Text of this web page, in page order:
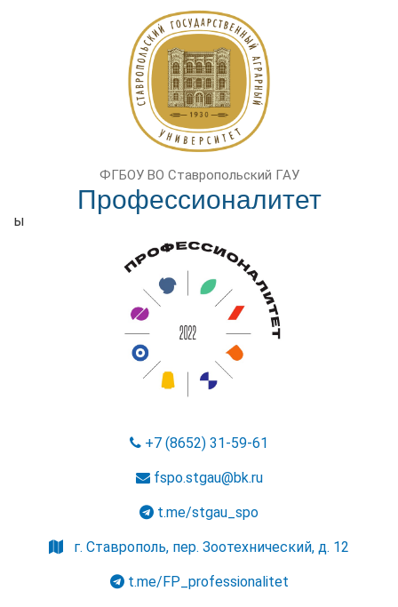
ФГБОУ ВО Ставропольский ГАУ
Профессионалитет
ы
+7 (8652) 31-59-61
fspo.stgau@bk.ru
t.me/stgau_spo
г. Ставрополь, пер. Зоотехнический, д. 12
t.me/FP_professionalitet